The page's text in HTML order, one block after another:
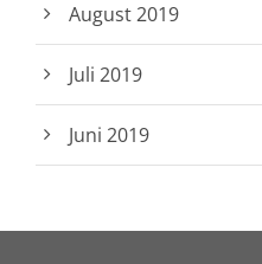
August 2019
Juli 2019
Juni 2019